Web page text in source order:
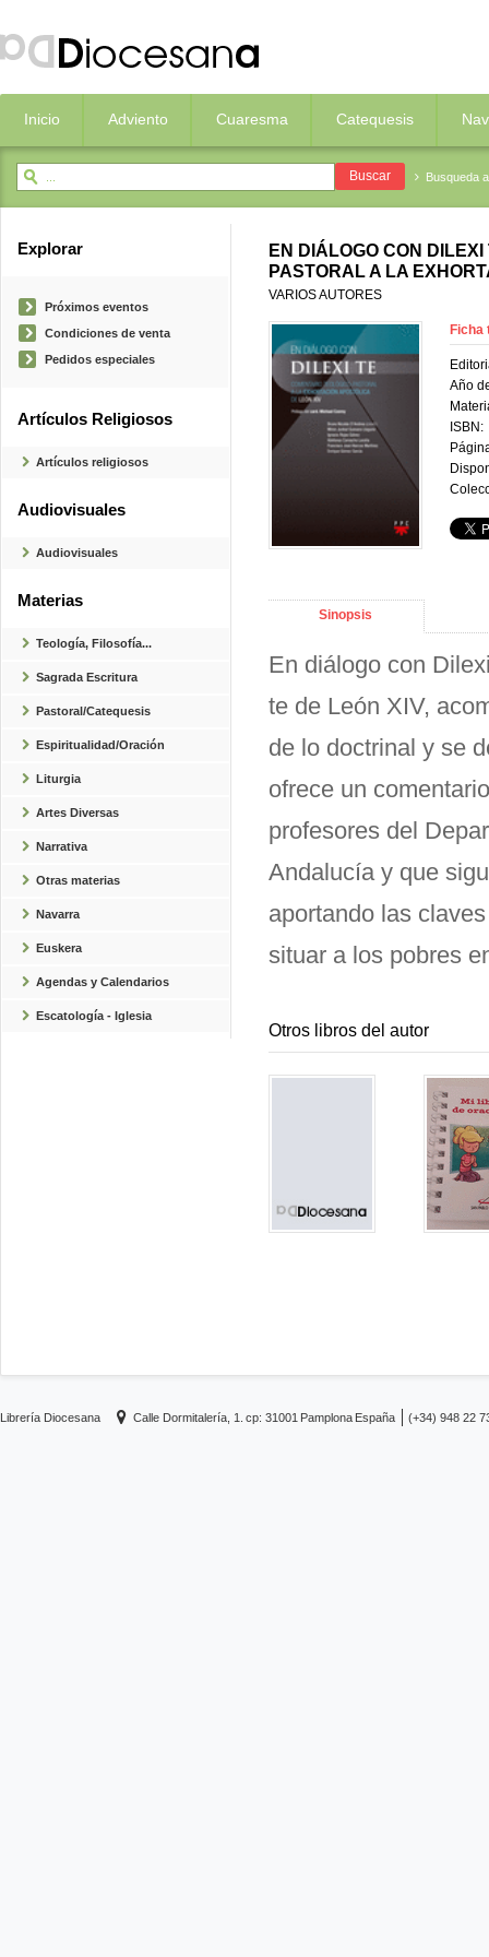
Inicio Adviento Cuaresma Catequesis
Busqueda
Explorar
Próximos eventos
Condiciones de venta
Pedidos especiales
Artículos Religiosos
Artículos religiosos
Audiovisuales
Audiovisuales
Materias
Teología, Filosofía...
Sagrada Escritura
Pastoral/Catequesis
Espiritualidad/Oración
Liturgia
Artes Diversas
Narrativa
Otras materias
Navarra
Euskera
Agendas y Calendarios
Escatología - Iglesia
EN DIÁLOGO CON
PASTORAL A LA
VARIOS AUTORES
Ficha
Año
ISBN:
Sinopsis
En diálogo con
te de León XIV,
de lo doctrinal y se
ofrece un
profesores del
Andalucía y que
aportando las
situar a los pobres
Otros libros del autor
Librería Diocesana Calle Dormitalería, 1. cp: 31001 Pamplona España (+34) 948 22